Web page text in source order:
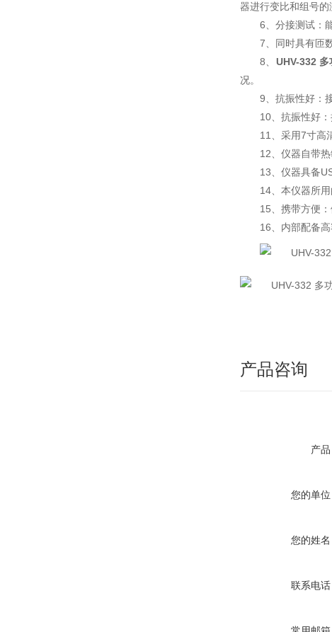
器进行变比和组号的
6、分接测试：
7、同时具有匝
8、 UHV-332
况。
9、抗振性好：
10、抗振性好
11、采用7寸高
12、仪器自带
13、仪器具备
14、本仪器所
15、携带方便：
16、内部配备
产品咨询
产品
您的单位
您的姓名
联系电话